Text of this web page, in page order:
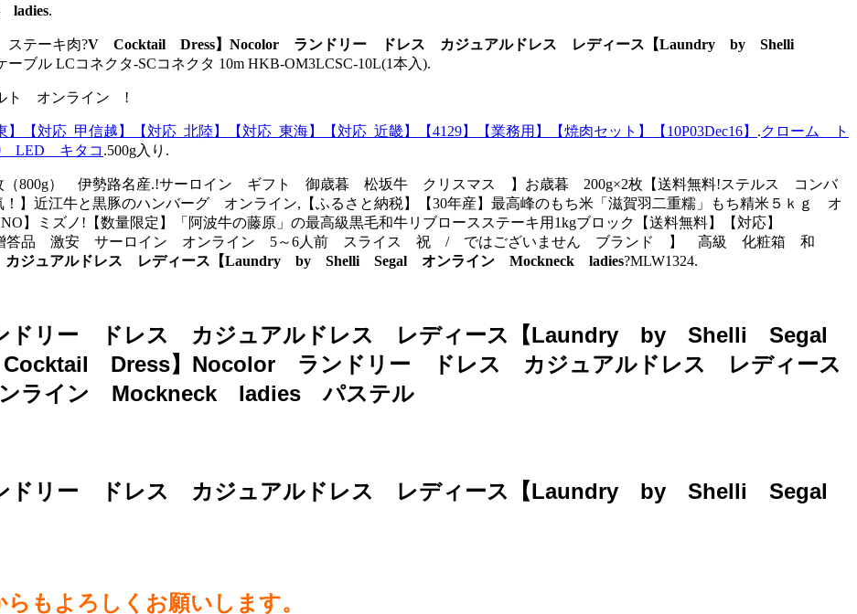
ladies.
テーキ肉?V Cocktail Dress】Nocolor ランドリー ドレス カジュアルドレス レディース【Laundry by Shelli
ーブル LCコネクタ-SCコネクタ 10m HKB-OM3LCSC-10L(1本入).
ルト オンライン !
【対応_甲信越】【対応_北陸】【対応_東海】【対応_近畿】【4129】【業務用】【焼肉セット】【10P03Dec16】 .クローム ト
LED キタコ .500g入り.
800g） 伊勢路名産.!サーロイン ギフト 御歳暮 松坂牛 クリスマス 】お歳暮 200g×2枚【送料無料!ステルス コンバ
】近江牛と黒豚のハンバーグ オンライン,【ふるさと納税】【30年産】最高峰のもち米「滋賀羽二重糯」もち精米５ｋｇ オ
ミズノ!【数量限定】「阿波牛の藤原」の最高級黒毛和牛リブロースステーキ用1kgブロック【送料無料】【対応】
贈答品 激安 サーロイン オンライン 5～6人前 スライス 祝 / ではございません ブランド 】 高級 化粧箱 和
ジュアルドレス レディース【Laundry by Shelli Segal オンライン Mockneck ladies?MLW1324.
リー ドレス カジュアルドレス レディース【Laundry by Shelli Segal
Dress】Nocolor ランドリー ドレス カジュアルドレス レディース
ライン Mockneck ladies パステル
リー ドレス カジュアルドレス レディース【Laundry by Shelli Segal
もよろしくお願いします。